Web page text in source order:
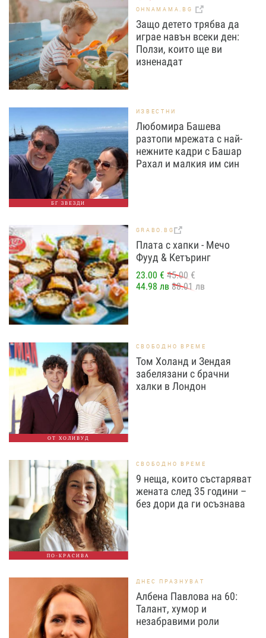
OHNAMAMA.BG
Защо детето трябва да
играе навън всеки ден:
Ползи, които ще ви
изненадат
БГ ЗВЕЗДИ
ИЗВЕСТНИ
Любомира Башева
разтопи мрежата с най-
нежните кадри с Башар
Рахал и малкия им син
GRABO.BG
Плата с хапки - Мечо
Фууд & Кетъринг
23.00 € 45.00 €
44.98 лв 88.01 лв
ОТ ХОЛИВУД
СВОБОДНО ВРЕМЕ
Том Холанд и Зендая
забелязани с брачни
халки в Лондон
ПО-КРАСИВА
СВОБОДНО ВРЕМЕ
9 неща, които състаряват
жената след 35 години –
без дори да ги осъзнава
ДНЕС ПРАЗНУВАТ
Албена Павлова на 60:
Талант, хумор и
незабравими роли